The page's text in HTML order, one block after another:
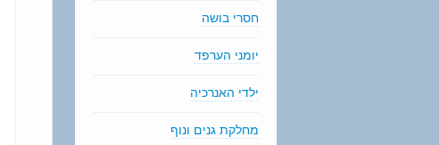
חסרי בושה
יומני הערפד
ילדי האנרכיה
מחלקת גנים ונוף